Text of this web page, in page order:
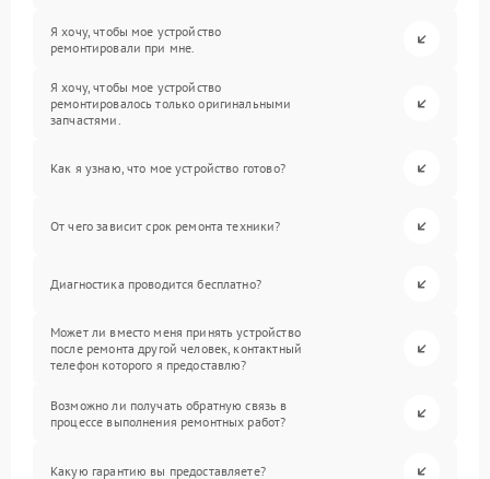
Я хочу, чтобы мое устройство
ремонтировали при мне.
Я хочу, чтобы мое устройство
ремонтировалось только оригинальными
запчастями.
Как я узнаю, что мое устройство готово?
От чего зависит срок ремонта техники?
Диагностика проводится бесплатно?
Может ли вместо меня принять устройство
после ремонта другой человек, контактный
телефон которого я предоставлю?
Возможно ли получать обратную связь в
процессе выполнения ремонтных работ?
Какую гарантию вы предоставляете?